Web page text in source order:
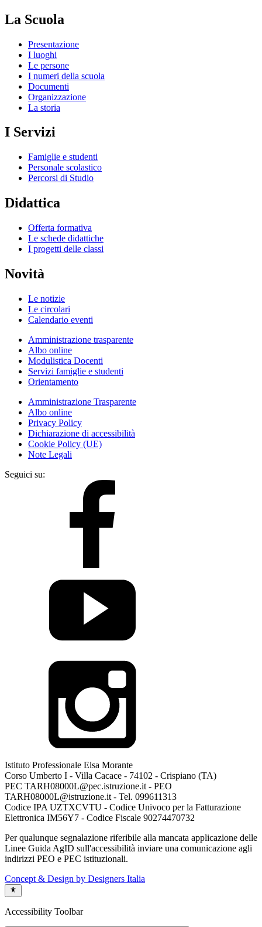
La Scuola
Presentazione
I luoghi
Le persone
I numeri della scuola
Documenti
Organizzazione
La storia
I Servizi
Famiglie e studenti
Personale scolastico
Percorsi di Studio
Didattica
Offerta formativa
Le schede didattiche
I progetti delle classi
Novità
Le notizie
Le circolari
Calendario eventi
Amministrazione trasparente
Albo online
Modulistica Docenti
Servizi famiglie e studenti
Orientamento
Amministrazione Trasparente
Albo online
Privacy Policy
Dichiarazione di accessibilità
Cookie Policy (UE)
Note Legali
Seguici su:
Istituto Professionale Elsa Morante
Corso Umberto I - Villa Cacace - 74102 - Crispiano (TA)
PEC TARH08000L@pec.istruzione.it - PEO
TARH08000L@istruzione.it - Tel. 099611313
Codice IPA UZTXCVTU - Codice Univoco per la Fatturazione
Elettronica IM56Y7 - Codice Fiscale 90274470732
Per qualunque segnalazione riferibile alla mancata applicazione delle
Linee Guida AgID sull'accessibilità inviare una comunicazione agli
indirizzi PEO e PEC istituzionali.
Concept & Design by Designers Italia
Accessibility Toolbar